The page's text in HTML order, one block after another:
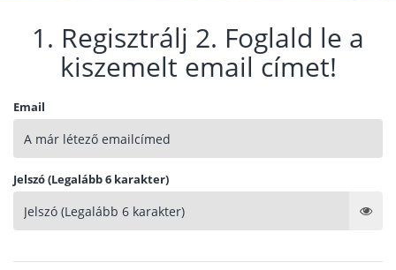
1. Regisztrálj 2. Foglald le a
kiszemelt email címet!
Email
Jelszó (Legalább 6 karakter)